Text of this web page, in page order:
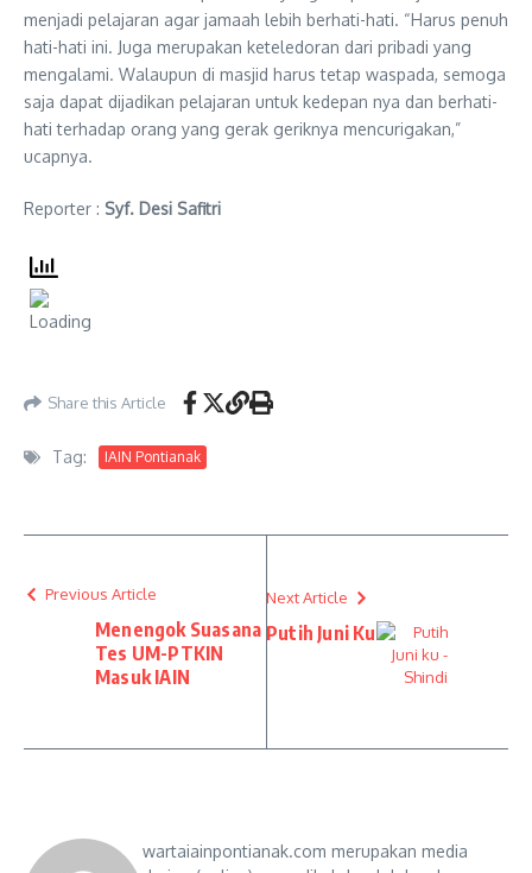
menjadi pelajaran agar jamaah lebih berhati-hati. “Harus penuh
hati-hati ini. Juga merupakan keteledoran dari pribadi yang
mengalami. Walaupun di masjid harus tetap waspada, semoga
saja dapat dijadikan pelajaran untuk kedepan nya dan berhati-
hati terhadap orang yang gerak geriknya mencurigakan,”
ucapnya.
Reporter : Syf. Desi Safitri
Share this Article
Tag: IAIN Pontianak
Previous Article
Menengok Suasana
Tes UM-PTKIN
Masuk IAIN
Next Article
Putih Juni Ku
wartaiainpontianak.com merupakan media